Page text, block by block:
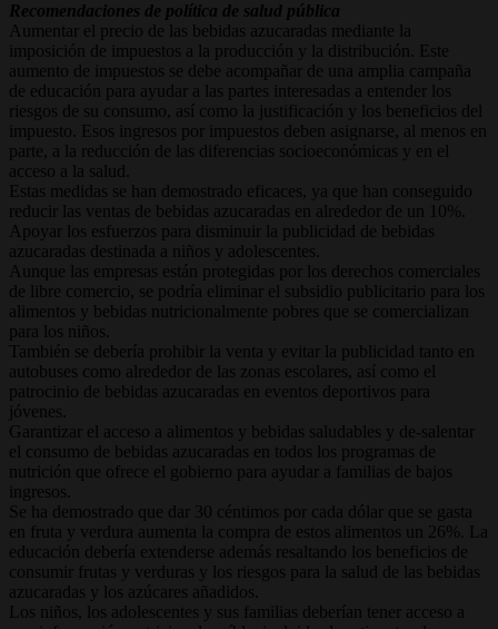
Recomendaciones de política de salud pública
Aumentar el precio de las bebidas azucaradas mediante la
imposición de impuestos a la producción y la distribución. Este
aumento de impuestos se debe acompañar de una amplia campaña
de educación para ayudar a las partes interesadas a entender los
riesgos de su consumo, así como la justificación y los beneficios del
impuesto. Esos ingresos por impuestos deben asignarse, al menos en
parte, a la reducción de las diferencias socioeconómicas y en el
acceso a la salud.
Estas medidas se han demostrado eficaces, ya que han conseguido
reducir las ventas de bebidas azucaradas en alrededor de un 10%.
Apoyar los esfuerzos para disminuir la publicidad de bebidas
azucaradas destinada a niños y adolescentes.
Aunque las empresas están protegidas por los derechos comerciales
de libre comercio, se podría eliminar el subsidio publicitario para los
alimentos y bebidas nutricionalmente pobres que se comercializan
para los niños.
También se debería prohibir la venta y evitar la publicidad tanto en
autobuses como alrededor de las zonas escolares, así como el
patrocinio de bebidas azucaradas en eventos deportivos para
jóvenes.
Garantizar el acceso a alimentos y bebidas saludables y de-salentar
el consumo de bebidas azucaradas en todos los programas de
nutrición que ofrece el gobierno para ayudar a familias de bajos
ingresos.
Se ha demostrado que dar 30 céntimos por cada dólar que se gasta
en fruta y verdura aumenta la compra de estos alimentos un 26%. La
educación debería extenderse además resaltando los beneficios de
consumir frutas y verduras y los riesgos para la salud de las bebidas
azucaradas y los azúcares añadidos.
Los niños, los adolescentes y sus familias deberían tener acceso a